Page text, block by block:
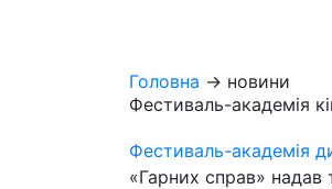
Головна → новини
Фестиваль-академія
Фестиваль-академія
«Гарних справ» надав